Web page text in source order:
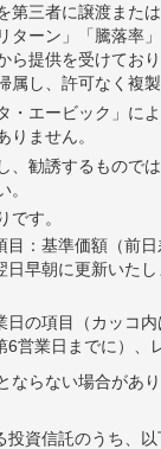
第三者に譲渡また
ターン」「騰落
ら提供を受けてお
属し、許可なく複
・エービック」に
ません。
、勧誘するもので
す。
：基準価額（前
早朝に更新いた
日の項目（カッコ
6営業日までに）
ならない場合があ
資信託のうち、